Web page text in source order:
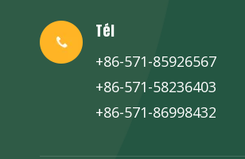
Tél
+86-571-85926567
+86-571-58236403
+86-571-86998432